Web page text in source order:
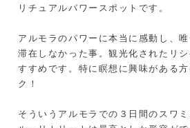
リチュアルパワースポットです。
アルモラのパワーに本当に感動し、
滞在しなかった事。観光化されたリ
すすめです。特に瞑想に興味がある
ク！
そういうアルモラでの３日間のスワ